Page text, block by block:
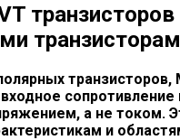
транзисторов
транзисторов,
сопротивление
а не током.
и